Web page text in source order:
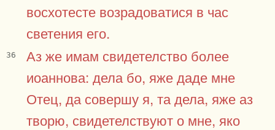
восхотесте возрадоватися в час
светения его.
36
Аз же имам свидетелство более
иоаннова: дела бо, яже даде мне
Отец, да совершу я, та дела, яже аз
творю, свидетелствуют о мне, яко